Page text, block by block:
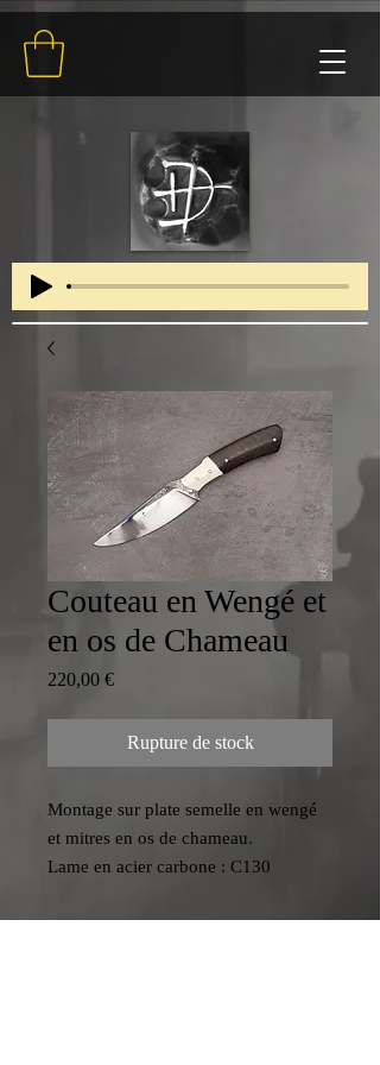
Couteau en Wengé et
en os de Chameau
220,00 €Prix
Rupture de stock
Montage sur plate semelle en wengé
et mitres en os de chameau.
Lame en acier carbone : C130